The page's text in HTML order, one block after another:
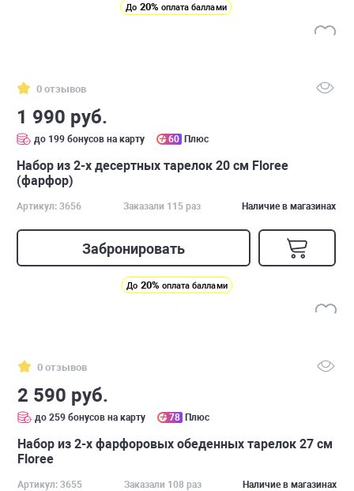
До 20% оплата баллами
0 отзывов
1 990 руб.
до 199 бонусов на карту 60 Плюс
Набор из 2-х десертных тарелок 20 см Floree
(фарфор)
Артикул: 3656 Заказали 115 раз Наличие в магазинах
Забронировать
До 20% оплата баллами
0 отзывов
2 590 руб.
до 259 бонусов на карту 78 Плюс
Набор из 2-х фарфоровых обеденных тарелок 27 см
Floree
Артикул: 3655 Заказали 108 раз Наличие в магазинах